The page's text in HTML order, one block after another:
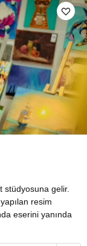
stüdyosuna gelir.
resim
eserini yanında